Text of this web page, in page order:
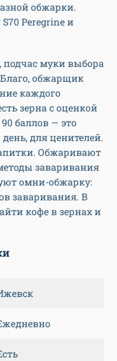
обжарки.
Peregrine и
подчас муки выбора
обжарщик
каждого
зерна с оценкой
баллов — это
для ценителей.
Обжаривают
заваривания
омни-обжарку:
заваривания. В
кофе в зернах и